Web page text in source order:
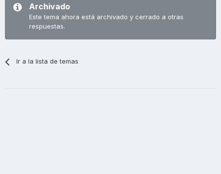
Archivado
Este tema ahora está archivado y cerrado a otras
respuestas.
Ir a la lista de temas